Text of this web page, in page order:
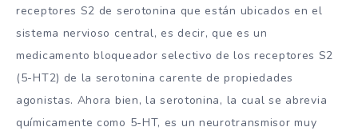
receptores S2 de serotonina que están ubicados en el
sistema nervioso central, es decir, que es un
medicamento bloqueador selectivo de los receptores S2
(5-HT2) de la serotonina carente de propiedades
agonistas. Ahora bien, la serotonina, la cual se abrevia
químicamente como 5-HT, es un neurotransmisor muy